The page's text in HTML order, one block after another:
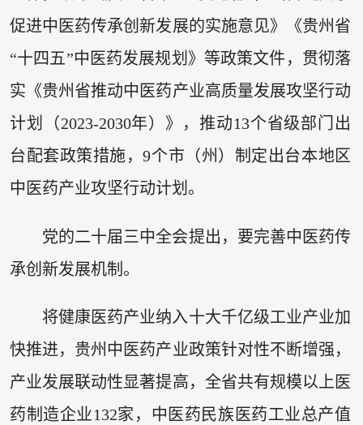
促进中医药传承创新发展的实施意见》《贵州省
“十四五”中医药发展规划》等政策文件，贯彻落
实《贵州省推动中医药产业高质量发展攻坚行动
计划（2023-2030年）》，推动13个省级部门出
台配套政策措施，9个市（州）制定出台本地区
中医药产业攻坚行动计划。
党的二十届三中全会提出，要完善中医药传
承创新发展机制。
将健康医药产业纳入十大千亿级工业产业加
快推进，贵州中医药产业政策针对性不断增强，
产业发展联动性显著提高，全省共有规模以上医
药制造企业132家，中医药民族医药工业总产值